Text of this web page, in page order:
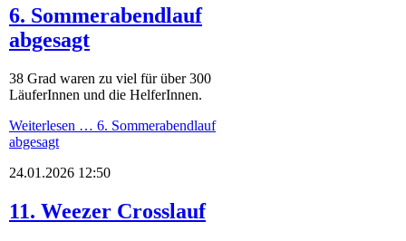
6. Sommerabendlauf
abgesagt
38 Grad waren zu viel für über 300
LäuferInnen und die HelferInnen.
Weiterlesen … 6. Sommerabendlauf
abgesagt
24.01.2026 12:50
11. Weezer Crosslauf